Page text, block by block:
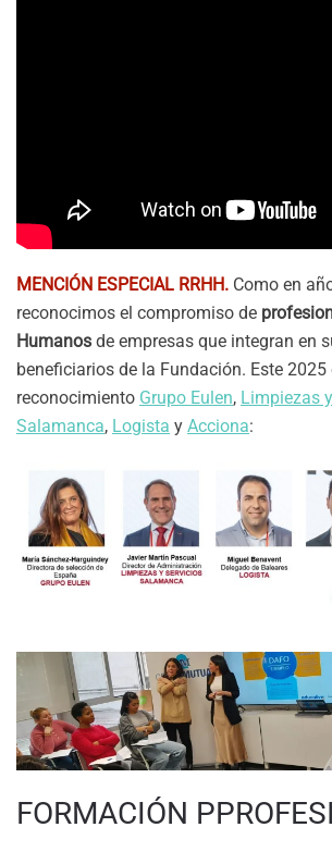
MENCIÓN ESPECIAL RRHH. Como en
reconocimos el compromiso de
Humanos de empresas que integran en
beneficiarios de la Fundación. Este
reconocimiento Grupo Eulen, Limpiezas
Salamanca, Logista y Acciona:
FORMACIÓN